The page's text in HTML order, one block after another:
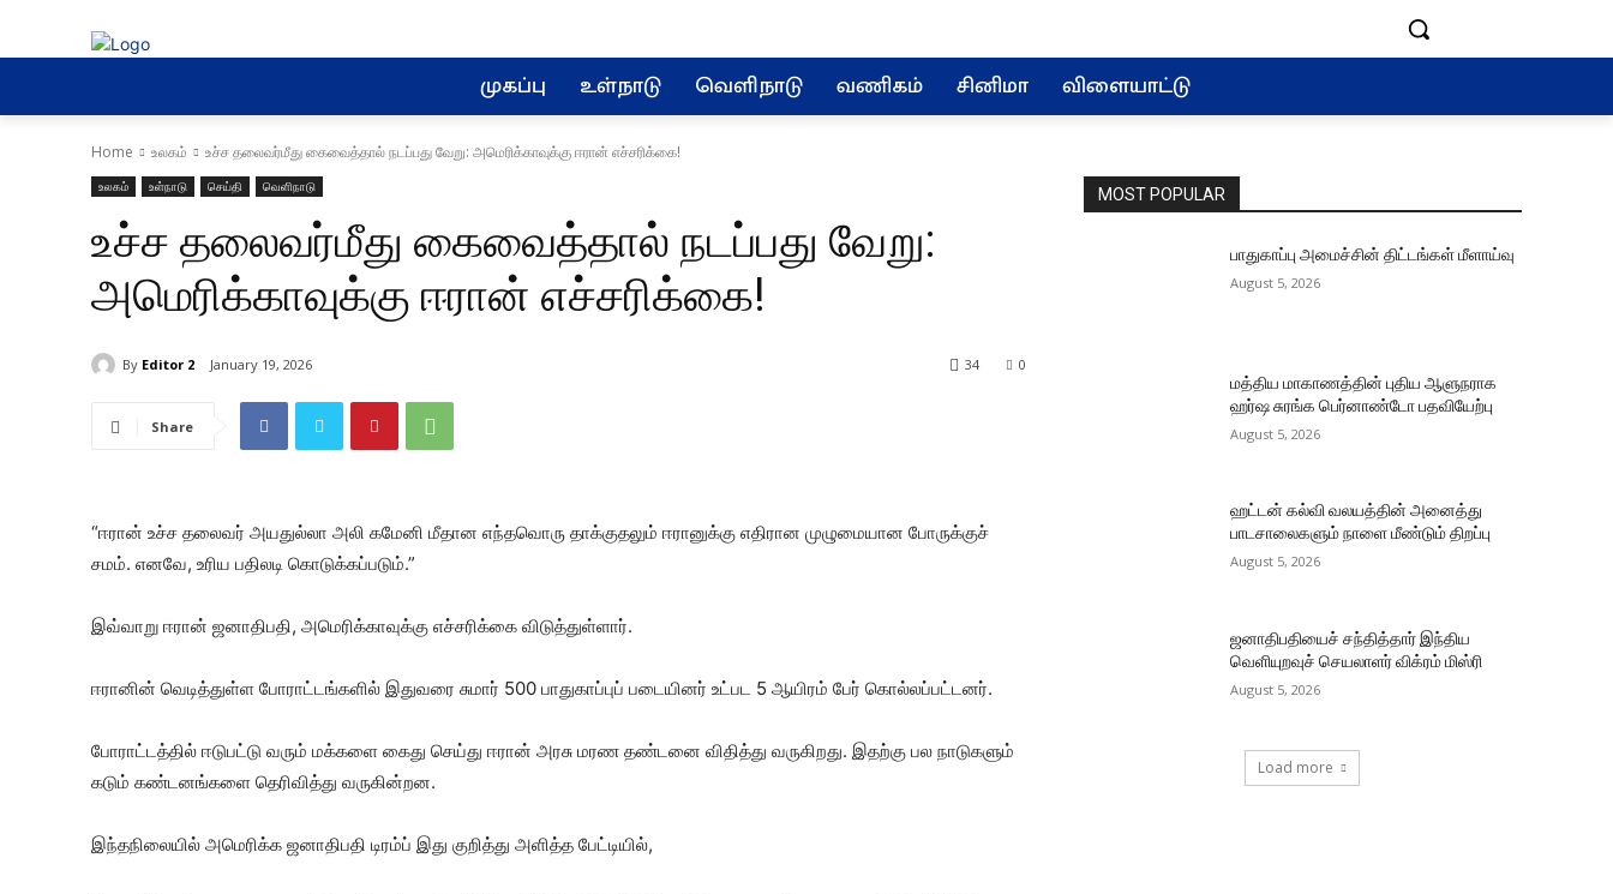
முகப்பு உள்நாடு வெளிநாடு வணிகம் சினிமா விளையாட்டு
Home உலகம் உச்ச தலைவர்மீது கைவைத்தால் நடப்பது வேறு: அமெரிக்காவுக்கு ஈரான் எச்சரிக்கை!
உலகம் உள்நாடு செய்தி வெளிநாடு
உச்ச தலைவர்மீது கைவைத்தால் நடப்பது வேறு:
அமெரிக்காவுக்கு ஈரான் எச்சரிக்கை!
By Editor 2 January 19, 2026 0
34
Share
“ஈரான் உச்ச தலைவர் அயதுல்லா அலி கமேனி மீதான எந்தவொரு தாக்குதலும் ஈரானுக்கு எதிரான முழுமையான போருக்குச்
சமம். எனவே, உரிய பதிலடி கொடுக்கப்படும்.”
இவ்வாறு ஈரான் ஜனாதிபதி, அமெரிக்காவுக்கு எச்சரிக்கை விடுத்துள்ளார்.
ஈரானின் வெடித்துள்ள போராட்டங்களில் இதுவரை சுமார் 500 பாதுகாப்புப் படையினர் உட்பட 5 ஆயிரம் பேர் கொல்லப்பட்டனர்.
போராட்டத்தில் ஈடுபட்டு வரும் மக்களை கைது செய்து ஈரான் அரசு மரண தண்டனை விதித்து வருகிறது. இதற்கு பல நாடுகளும்
கடும் கண்டனங்களை தெரிவித்து வருகின்றன.
இந்தநிலையில் அமெரிக்க ஜனாதிபதி டிரம்ப் இது குறித்து அளித்த பேட்டியில்,
MOST POPULAR
பாதுகாப்பு அமைச்சின் திட்டங்கள் மீளாய்வு
August 5, 2026
மத்திய மாகாணத்தின் புதிய ஆளுநராக
ஹர்ஷ சுரங்க பெர்னாண்டோ பதவியேற்பு
August 5, 2026
ஹட்டன் கல்வி வலயத்தின் அனைத்து
பாடசாலைகளும் நாளை மீண்டும் திறப்பு
August 5, 2026
ஜனாதிபதியைச் சந்தித்தார் இந்திய
வெளியுறவுச் செயலாளர் விக்ரம் மிஸ்ரி
August 5, 2026
Load more